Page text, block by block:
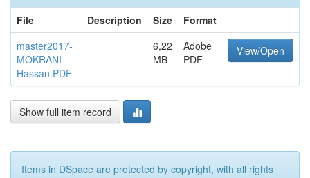
File
Description Size
Format
master2017-
MOKRANI-
Hassan.PDF
6,22
MB
Adobe
PDF
View/Open
Show full item record
Items in DSpace are protected by copyright, with all rights